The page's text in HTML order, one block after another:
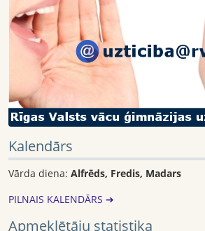
Kalendārs
Vārda diena: Alfrēds, Fredis, Madars
PILNAIS KALENDĀRS ➔
Apmeklētāju statistika